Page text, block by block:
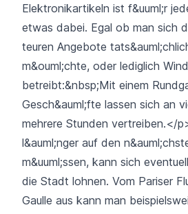
Elektronikartikeln ist f&uuml;r
etwas dabei. Egal ob man sich
teuren Angebote
m&ouml;chte, oder lediglich
betreibt:&nbsp;Mit einem
Gesch&auml;fte lassen sich an
mehrere Stunden vertreiben.</
l&auml;nger auf den
m&uuml;ssen, kann sich
die Stadt lohnen. Vom Pariser
Gaulle aus kann man